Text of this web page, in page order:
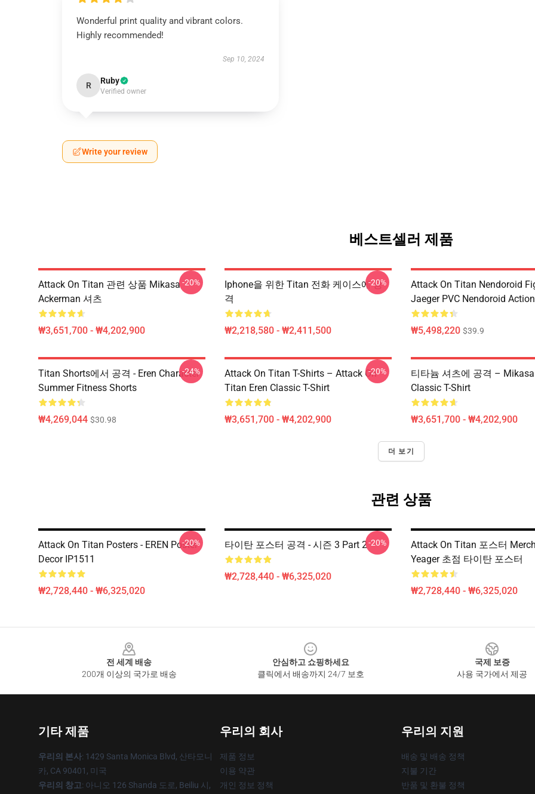
Wonderful print quality and vibrant colors.
Highly recommended!
Sep 10, 2024
R Ruby
Verified owner
Write your review
베스트셀러 제품
Attack On Titan 관련 상품 Mikasa
Ackerman 셔츠
₩3,651,700 - ₩4,202,900
-20%
Iphone을 위한 Titan 전화 케이스에 공
격
₩2,218,580 - ₩2,411,500
-20%
Attack On Titan Nendoroid
Jaeger PVC Nendoroid
₩5,498,220 $39.9
Titan Shorts에서 공격 - Eren Character
Summer Fitness Shorts
₩4,269,044 $30.98
-24%
Attack On Titan T-Shirts – Attack On
Titan Eren Classic T-Shirt
₩3,651,700 - ₩4,202,900
-20%
티타늄 셔츠에 공격 –
Classic T-Shirt
₩3,651,700 - ₩4,202,900
더 보기
관련 상품
Attack On Titan Posters - EREN Poster
Decor IP1511
₩2,728,440 - ₩6,325,020
-20% 타이탄 포스터 공격 - 시즌 3 Part 2
₩2,728,440 - ₩6,325,020
-20%
Attack On Titan 포스터
Yeager 초점 타이탄 포스터
₩2,728,440 - ₩6,325,020
전 세계 배송
200개 이상의 국가로 배송
안심하고 쇼핑하세요
클릭에서 배송까지 24/7 보호
국제 보증
사용 국가에서 제공
기타 제품
우리의 본사: 1429 Santa Monica Blvd, 산타모니
카, CA 90401, 미국
우리의 창고: 아니오 126 Shanda 도로, Beiliu 시,
우리의 회사
제품 정보
이용 약관
개인 정보 정책
우리의 지원
배송 및 배송 정책
지불 기간
반품 및 환불 정책